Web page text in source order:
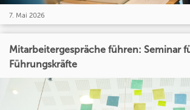
7. Mai 2026
Mitarbeitergespräche führen: Seminar
Führungskräfte